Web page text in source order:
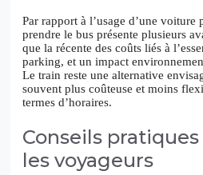
Par rapport à l’usage d’une voiture
prendre le bus présente plusieurs
que la récente des coûts liés à
parking, et un impact
Le train reste une alternative
souvent plus coûteuse et moins
termes d’horaires.
Conseils
les voyageurs